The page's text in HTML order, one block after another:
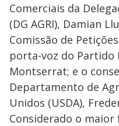
Comerciais da
(DG AGRI), Damian
Comissão de
porta-voz do Partido
Montserrat; e o
Departamento de
Unidos (USDA),
Considerado o